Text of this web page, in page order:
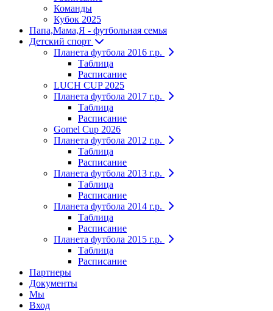
Команды
Кубок 2025
Папа,Мама,Я - футбольная семья
Детский спорт
Планета футбола 2016 г.р.
Таблица
Расписание
LUCH CUP 2025
Планета футбола 2017 г.р.
Таблица
Расписание
Gomel Cup 2026
Планета футбола 2012 г.р.
Таблица
Расписание
Планета футбола 2013 г.р.
Таблица
Расписание
Планета футбола 2014 г.р.
Таблица
Расписание
Планета футбола 2015 г.р.
Таблица
Расписание
Партнеры
Документы
Мы
Вход